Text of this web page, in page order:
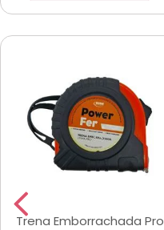
Trena Emborrachada Pro